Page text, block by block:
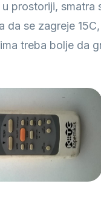
prostoriji, smatra
se zagreje
treba bolje da